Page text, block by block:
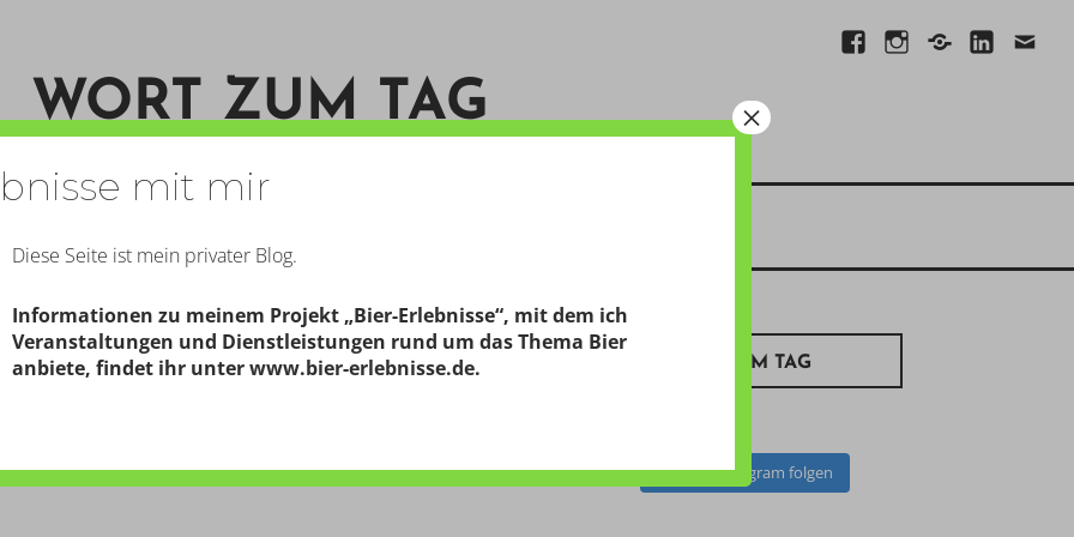
FacebookInstagram
Xing Linkedin
E-
WORT ZUM TAG
1466 BILD ZUM TAG
Auf Instagram folgen
mit mir
Diese Seite ist mein privater Blog.
Informationen zu meinem Projekt „Bier-Erlebnisse“, mit dem ich
Veranstaltungen und Dienstleistungen rund um das Thema Bier
anbiete, findet ihr unterwww.bier-erlebnisse.de.
×